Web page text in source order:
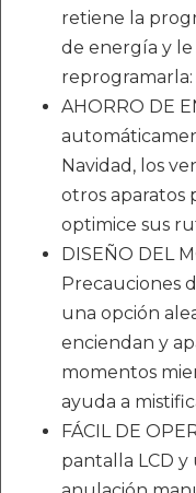
retiene la
de energía y
AHORRO DE
Navidad, los
otros aparatos
optimice sus
DISEÑO DEL
Precauciones
una opción
enciendan y
momentos
ayuda a
FÁCIL DE
pantalla LCD